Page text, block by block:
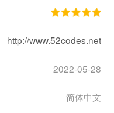
http://www.52codes.net
2022-05-28
简体中文